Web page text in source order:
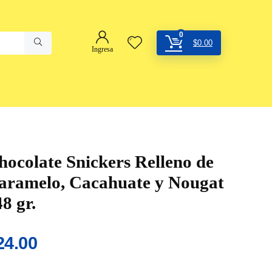
Ingresa
0
$0.00
Snickers Relleno de
Cacahuate y Nougat
gr.